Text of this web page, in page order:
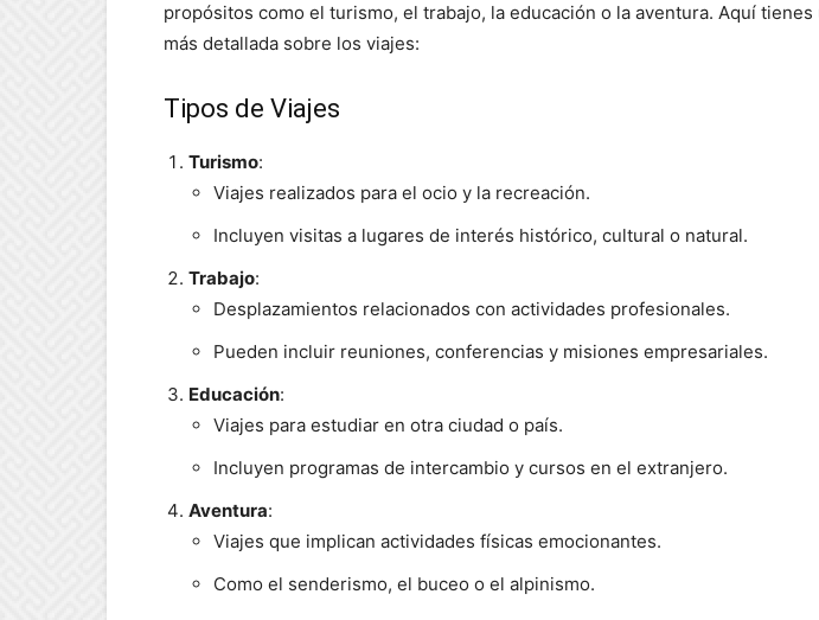
propósitos como el turismo, el trabajo, la educación o la aventura. Aquí
más detallada sobre los viajes:
Tipos de Viajes
Turismo:
Viajes realizados para el ocio y la recreación.
Incluyen visitas a lugares de interés histórico, cultural o natural.
Trabajo:
Desplazamientos relacionados con actividades profesionales.
Pueden incluir reuniones, conferencias y misiones empresariales.
Educación:
Viajes para estudiar en otra ciudad o país.
Incluyen programas de intercambio y cursos en el extranjero.
Aventura:
Viajes que implican actividades físicas emocionantes.
Como el senderismo, el buceo o el alpinismo.